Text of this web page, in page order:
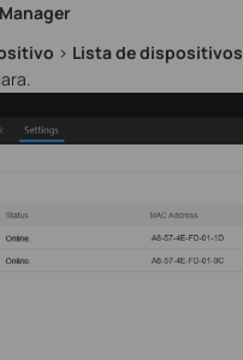
> Lista de dispositivos